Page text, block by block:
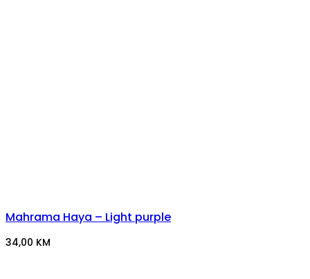
Mahrama Haya – Light purple
34,00 KM